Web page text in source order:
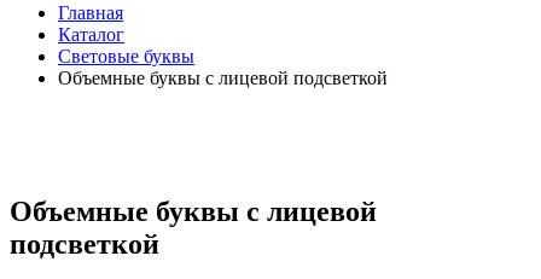
Главная
Каталог
Световые буквы
Объемные буквы с лицевой подсветкой
Объемные буквы с лицевой
подсветкой